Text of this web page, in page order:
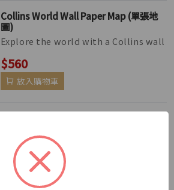
Collins World Wall Paper Map (單張地
圖)
Explore the world with a Collins wall
map Fully updated world map to
include the latest political ch...
$560
放入購物車
The Historical Atlas of the World
presents important periods and
turning points in 5,000 years of wo...
$420
放入購物車